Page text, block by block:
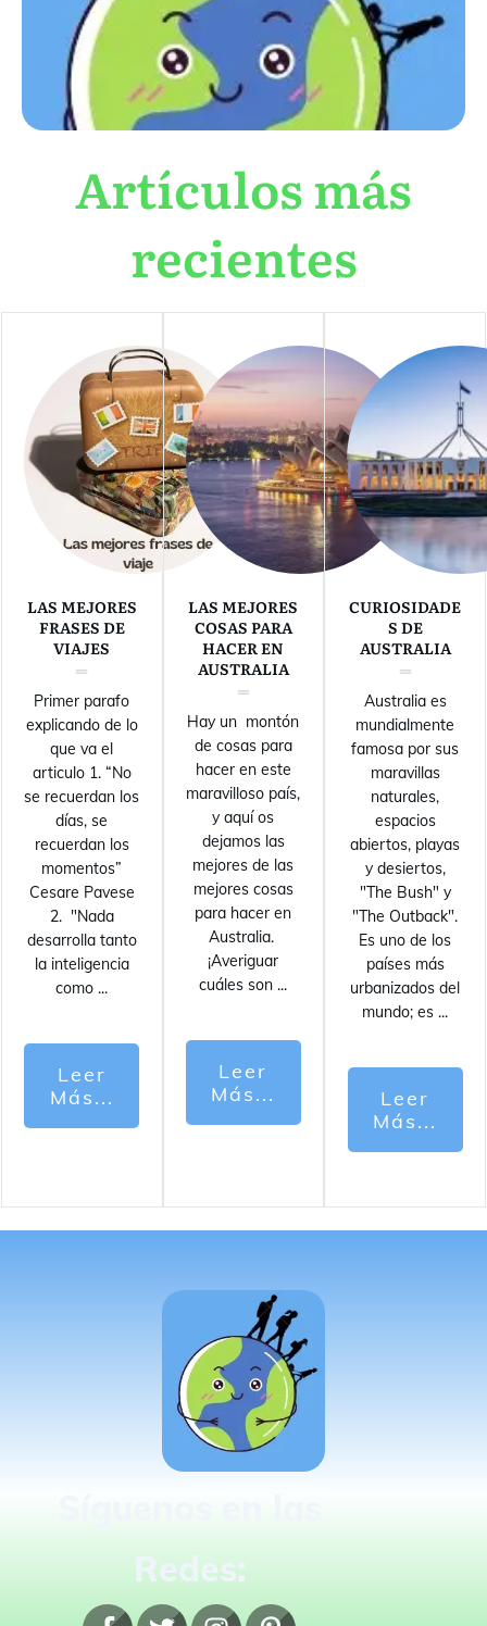
Artículos más
recientes
LAS MEJORES
FRASES DE
VIAJES
Primer parafo
explicando de lo
que va el
articulo 1. “No
se recuerdan los
días, se
recuerdan los
momentos”
Cesare Pavese
2. "Nada
desarrolla tanto
la inteligencia
como ...
Leer
Más...
LAS MEJORES
COSAS PARA
HACER EN
AUSTRALIA
Hay un montón
de cosas para
hacer en este
maravilloso país,
y aquí os
dejamos las
mejores de las
mejores cosas
para hacer en
Australia.
¡Averiguar
cuáles son ...
Leer
Más...
CURIOSIDADE
S DE
AUSTRALIA
Australia es
mundialmente
famosa por sus
maravillas
naturales,
espacios
abiertos, playas
y desiertos,
"The Bush" y
"The Outback".
Es uno de los
países más
urbanizados del
mundo; es ...
Leer
Más...
Redes: